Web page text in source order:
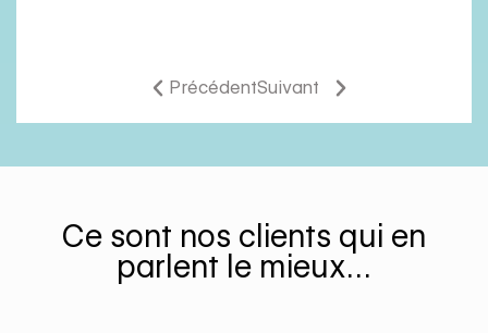
PrécédentSuivant
Ce sont nos clients qui en
parlent le mieux…